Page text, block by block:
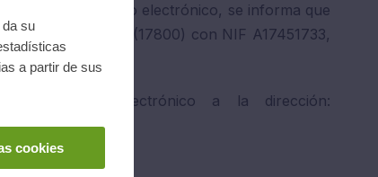
y comercio electrónico, se informa que
Girona, núm. 2, (17800) con NIF A17451733,
de correo electrónico a la dirección:
su
a partir de sus
cookies